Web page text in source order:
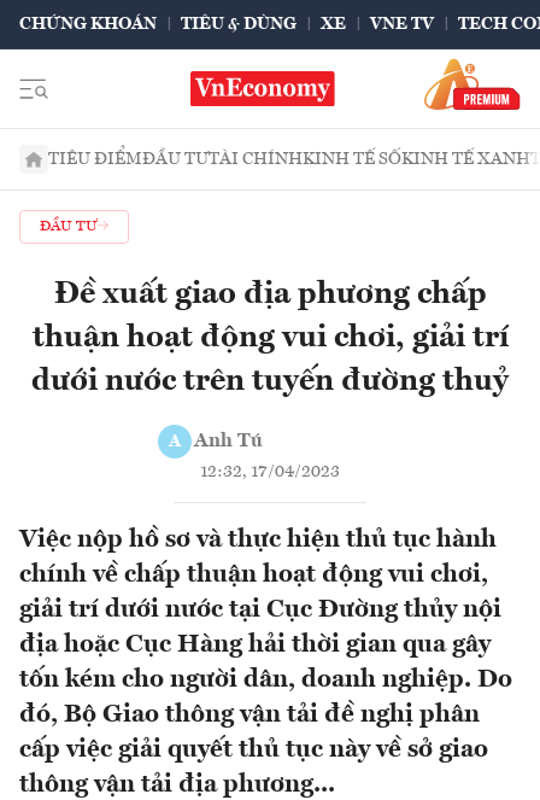
CHỨNG KHOÁN TIÊU & DÙNG XE VNE TV TECH
TIÊU ĐIỂMĐẦU TƯTÀI CHÍNHKINH TẾ SỐKINH TẾ XANH
ĐẦU TƯ
Đề xuất giao địa phương chấp
thuận hoạt động vui chơi, giải trí
dưới nước trên tuyến đường thuỷ
A Anh Tú
12:32, 17/04/2023
Việc nộp hồ sơ và thực hiện thủ tục hành
chính về chấp thuận hoạt động vui chơi,
giải trí dưới nước tại Cục Đường thủy nội
địa hoặc Cục Hàng hải thời gian qua gây
tốn kém cho người dân, doanh nghiệp. Do
đó, Bộ Giao thông vận tải đề nghị phân
cấp việc giải quyết thủ tục này về sở giao
thông vận tải địa phương...